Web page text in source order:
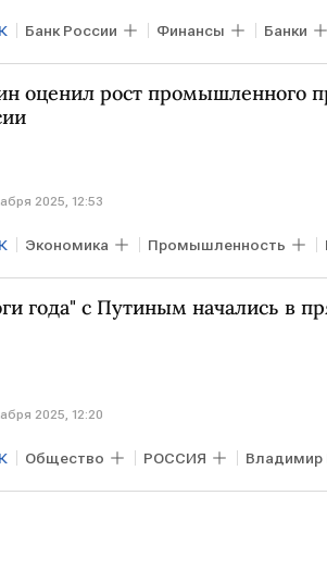
Банк России Финансы Банки
банки Итоги года с
оценил рост промышленного
2025, 12:53
Экономика Промышленность
года" с Путиным начались в
2025, 12:20
Общество РОССИЯ Владимир
года с Владимиром Путиным — 2025